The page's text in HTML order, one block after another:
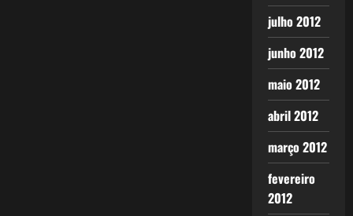
julho 2012
junho 2012
maio 2012
abril 2012
março 2012
fevereiro
2012